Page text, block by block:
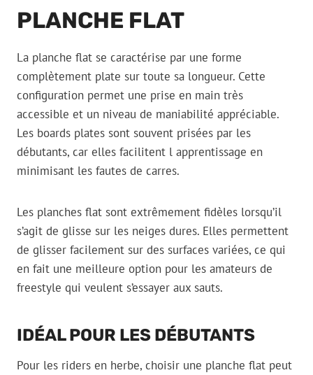
PLANCHE FLAT
La planche flat se caractérise par une forme
complètement plate sur toute sa longueur. Cette
configuration permet une prise en main très
accessible et un niveau de maniabilité appréciable.
Les boards plates sont souvent prisées par les
débutants, car elles facilitent l apprentissage en
minimisant les fautes de carres.
Les planches flat sont extrêmement fidèles lorsqu’il
s’agit de glisse sur les neiges dures. Elles permettent
de glisser facilement sur des surfaces variées, ce qui
en fait une meilleure option pour les amateurs de
freestyle qui veulent s’essayer aux sauts.
IDÉAL POUR LES DÉBUTANTS
Pour les riders en herbe, choisir une planche flat peut